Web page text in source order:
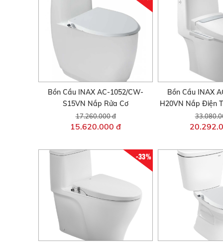
Bồn Cầu INAX AC-1052/CW-
S15VN Nắp Rửa Cơ
17.260.000 đ
15.620.000 đ
Bồn Cầu INAX
H20VN Nắp Điện
-33%